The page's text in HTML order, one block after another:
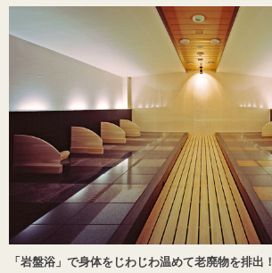
「岩盤浴」で身体をじわじわ温めて老廃物を排出！